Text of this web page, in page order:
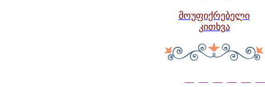
მოუფიქრებელი
კითხვა
— — — — —